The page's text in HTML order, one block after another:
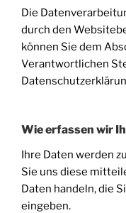
Die
durch den
können Sie dem
Verantwortlichen
Wie erfassen wir
Ihre Daten werden
Sie uns diese
Daten handeln, die
eingeben.